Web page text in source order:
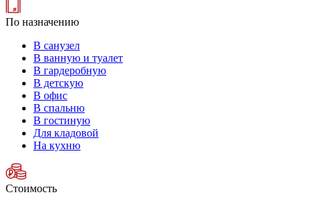
По назначению
В санузел
В ванную и туалет
В гардеробную
В детскую
В офис
В спальню
В гостиную
Для кладовой
На кухню
Стоимость